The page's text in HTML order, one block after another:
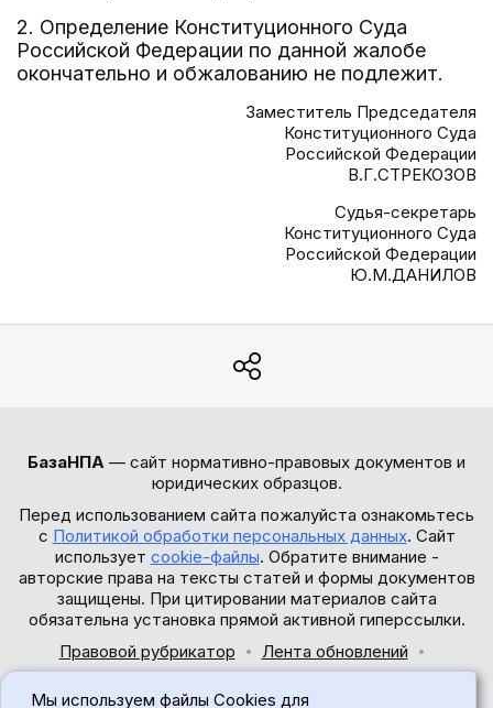
2. Определение Конституционного Суда
Российской Федерации по данной жалобе
окончательно и обжалованию не подлежит.
Заместитель Председателя
Конституционного Суда
Российской Федерации
В.Г.СТРЕКОЗОВ
Судья-секретарь
Конституционного Суда
Российской Федерации
Ю.М.ДАНИЛОВ
БазаНПА — сайт нормативно-правовых документов и
юридических образцов.
Перед использованием сайта пожалуйста ознакомьтесь
с Политикой обработки персональных данных. Сайт
использует cookie-файлы. Обратите внимание -
авторские права на тексты статей и формы документов
защищены. При цитировании материалов сайта
обязательна установка прямой активной гиперссылки.
Правовой рубрикатор
Лента обновлений
Мы используем файлы Cookies для